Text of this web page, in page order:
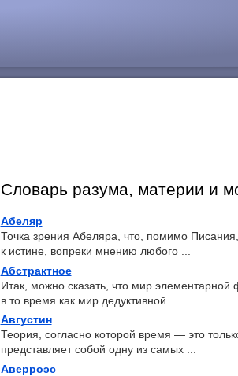
Словарь разума, материи и
Абеляр
Точка зрения Абеляра, что, помимо
к истине, вопреки мнению любого ...
Абстрактное
Итак, можно сказать, что мир элементарной
в то время как мир дедуктивной ...
Августин
Теория, согласно которой время — это
представляет собой одну из самых ...
Аверроэс